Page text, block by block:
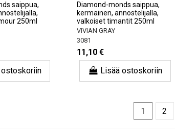
saippua,
250ml
ostoskoriin
Diamond-monds saippua,
kermainen, annostelijalla,
valkoiset timantit 250ml
VIVIAN GRAY
3081
11,10 €
Lisää ostoskoriin
1 2